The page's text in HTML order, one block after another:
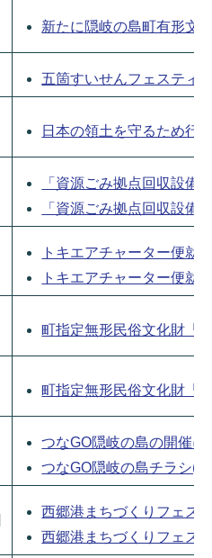
新たに隠岐の島町有形文
五箇すいせんフェスティ
日本の領土を守るため行
「資源ごみ拠点回収設備
「資源ごみ拠点回収設備
トキエアチャーター便就
トキエアチャーター便就
町指定無形民俗文化財「
町指定無形民俗文化財「
つなGO隠岐の島の開催
つなGO隠岐の島チラシ
西郷港まちづくりフェス
西郷港まちづくりフェス